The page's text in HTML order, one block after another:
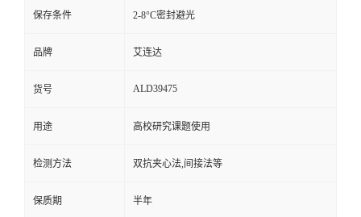
保存条件 2-8°C密封避光
品牌 艾连达
货号 ALD39475
用途 高校研究课题使用
检测方法 双抗夹心法,间接法等
保质期 半年